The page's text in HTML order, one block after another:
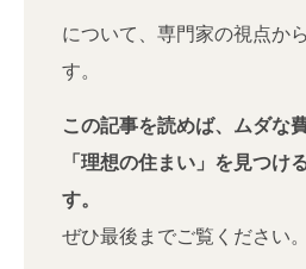
について、専門家の視点か
す。
この記事を読めば、ムダな
「理想の住まい」を見つけ
す。
ぜひ最後までご覧ください。